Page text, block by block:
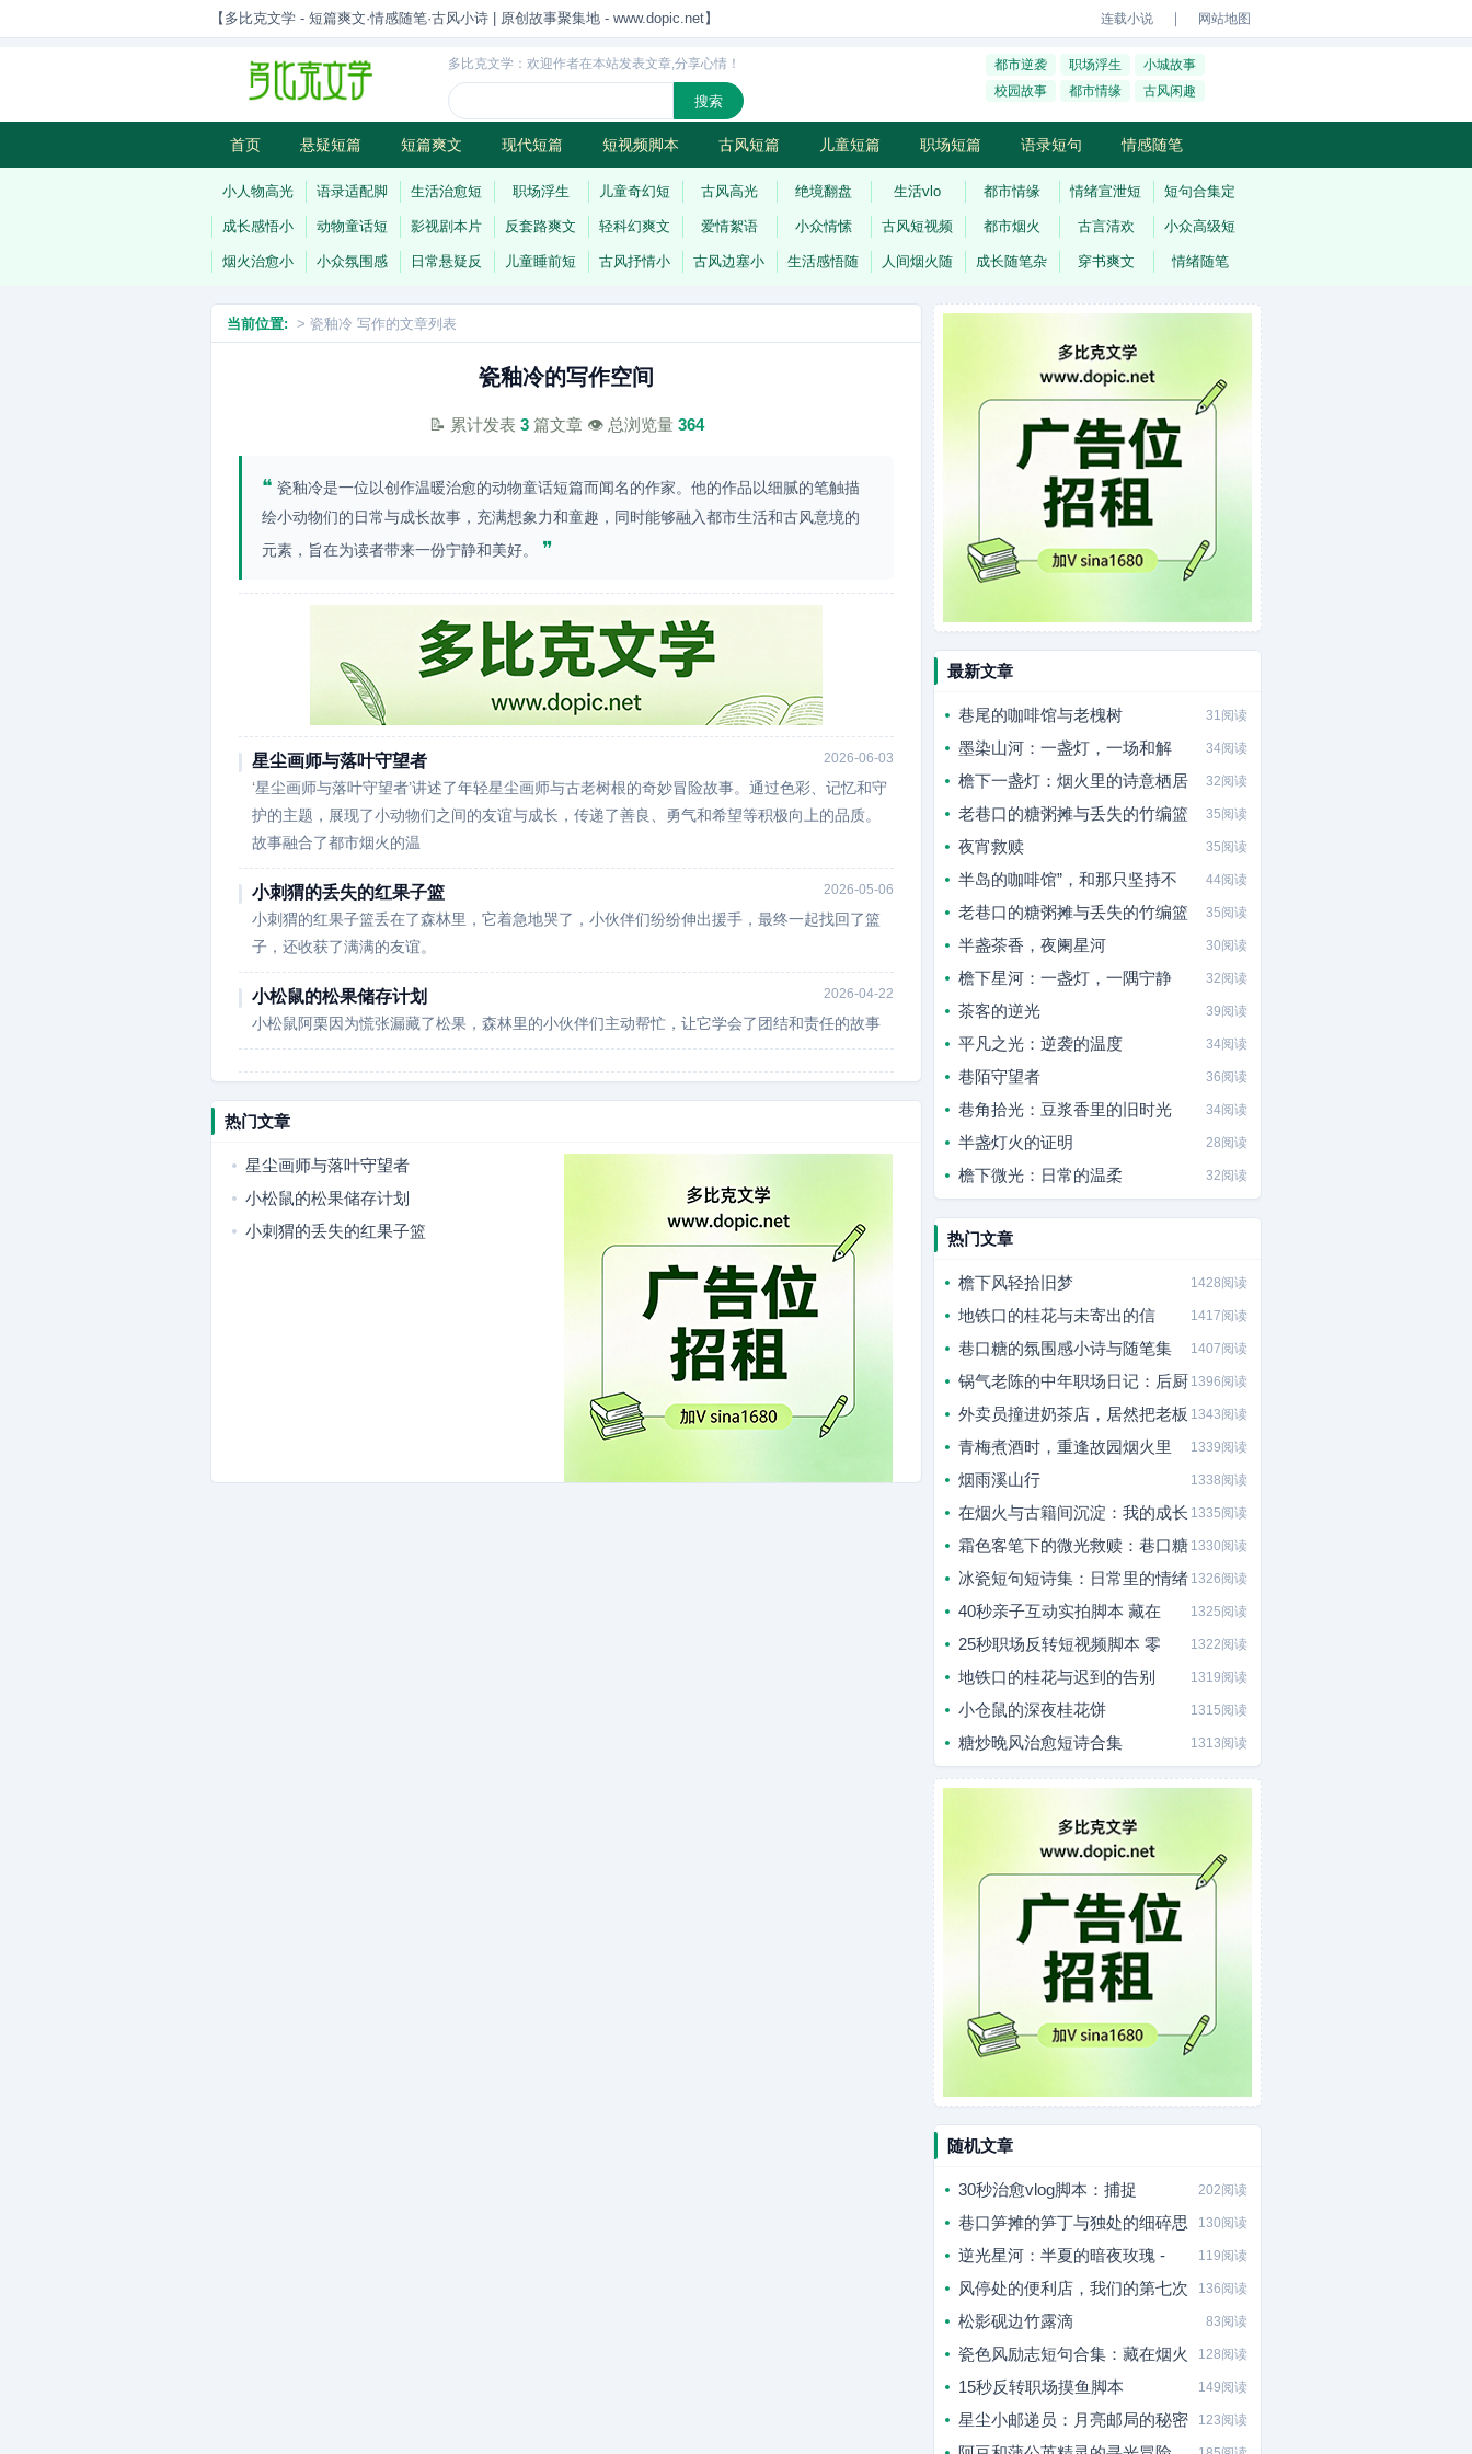
【多比克文学 - 短篇爽文·情感随笔·古风小诗 | 原创故事聚集地 - www.dopic.net】 连载小说 ｜ 网站地图
多比克文学：欢迎作者在本站发表文章,分享心情！ 都市逆袭 职场浮生
小城故事
校园故事
都市情缘 古风闲趣
首页 悬疑短篇 短篇爽文 现代短篇 短视频脚本 古风短篇 儿童短篇 职场短篇 语录短句 情感随笔
古风小诗 科幻短篇 现代小诗 连载
小人物高光 语录适配脚 生活治愈短 职场浮生 儿童奇幻短 古风高光 绝境翻盘 生活vlo 都市情缘 情绪宣泄短 短句合集定
成长感悟小 动物童话短 影视剧本片 反套路爽文 轻科幻爽文 爱情絮语 小众情愫 古风短视频 都市烟火 古言清欢 小众高级短
烟火治愈小 小众氛围感 日常悬疑反 儿童睡前短 古风抒情小 古风边塞小 生活感悟随 人间烟火随 成长随笔杂 穿书爽文 情绪随笔
当前位置: > 瓷釉冷 写作的文章列表
瓷釉冷的写作空间
📝 累计发表 3篇文章 👁️ 总浏览量 364
❝ 瓷釉冷是一位以创作温暖治愈的动物童话短篇而闻名的作家。他的作品以细腻的笔触描
绘小动物们的日常与成长故事，充满想象力和童趣，同时能够融入都市生活和古风意境的
元素，旨在为读者带来一份宁静和美好。
❞
星尘画师与落叶守望者 2026-06-03
‘星尘画师与落叶守望者’讲述了年轻星尘画师与古老树根的奇妙冒险故事。通过色彩、记忆和守
护的主题，展现了小动物们之间的友谊与成长，传递了善良、勇气和希望等积极向上的品质。
故事融合了都市烟火的温
小刺猬的丢失的红果子篮 2026-05-06
小刺猬的红果子篮丢在了森林里，它着急地哭了，小伙伴们纷纷伸出援手，最终一起找回了篮
子，还收获了满满的友谊。
小松鼠的松果储存计划 2026-04-22
小松鼠阿栗因为慌张漏藏了松果，森林里的小伙伴们主动帮忙，让它学会了团结和责任的故事
热门文章
星尘画师与落叶守望者
小松鼠的松果储存计划
小刺猬的丢失的红果子篮
最新文章
巷尾的咖啡馆与老槐树 31阅读
墨染山河：一盏灯，一场和解 34阅读
檐下一盏灯：烟火里的诗意栖居 32阅读
老巷口的糖粥摊与丢失的竹编篮 35阅读
夜宵救赎 35阅读
半岛的咖啡馆”，和那只坚持不 44阅读
老巷口的糖粥摊与丢失的竹编篮 35阅读
半盏茶香，夜阑星河 30阅读
檐下星河：一盏灯，一隅宁静 32阅读
茶客的逆光 39阅读
平凡之光：逆袭的温度 34阅读
巷陌守望者 36阅读
巷角拾光：豆浆香里的旧时光 34阅读
半盏灯火的证明 28阅读
檐下微光：日常的温柔 32阅读
热门文章
檐下风轻拾旧梦 1428阅读
地铁口的桂花与未寄出的信 1417阅读
巷口糖的氛围感小诗与随笔集 1407阅读
锅气老陈的中年职场日记：后厨 1396阅读
外卖员撞进奶茶店，居然把老板 1343阅读
青梅煮酒时，重逢故园烟火里 1339阅读
烟雨溪山行 1338阅读
在烟火与古籍间沉淀：我的成长 1335阅读
霜色客笔下的微光救赎：巷口糖 1330阅读
冰瓷短句短诗集：日常里的情绪 1326阅读
40秒亲子互动实拍脚本 藏在 1325阅读
25秒职场反转短视频脚本 零 1322阅读
地铁口的桂花与迟到的告别 1319阅读
小仓鼠的深夜桂花饼 1315阅读
糖炒晚风治愈短诗合集 1313阅读
随机文章
30秒治愈vlog脚本：捕捉 202阅读
巷口笋摊的笋丁与独处的细碎思 130阅读
逆光星河：半夏的暗夜玫瑰 - 119阅读
风停处的便利店，我们的第七次 136阅读
松影砚边竹露滴 83阅读
瓷色风励志短句合集：藏在烟火 128阅读
15秒反转职场摸鱼脚本 149阅读
星尘小邮递员：月亮邮局的秘密 123阅读